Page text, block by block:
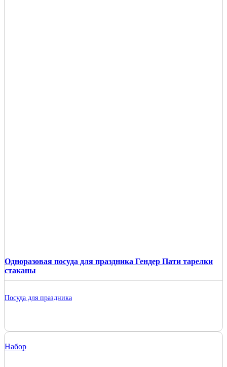
Одноразовая посуда для праздника Гендер Пати тарелки
стаканы
Посуда для праздника
Набор